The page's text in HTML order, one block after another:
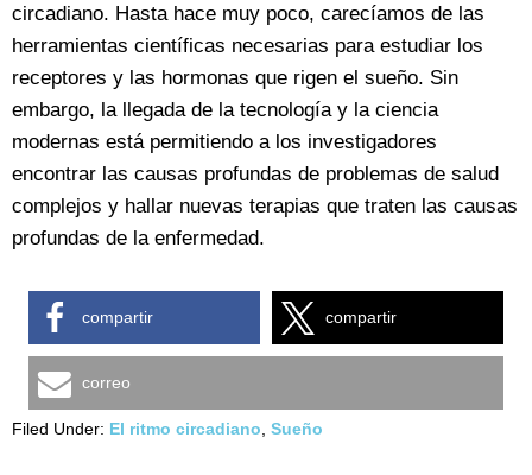
circadiano. Hasta hace muy poco, carecíamos de las
herramientas científicas necesarias para estudiar los
receptores y las hormonas que rigen el sueño. Sin
embargo, la llegada de la tecnología y la ciencia
modernas está permitiendo a los investigadores
encontrar las causas profundas de problemas de salud
complejos y hallar nuevas terapias que traten las causas
profundas de la enfermedad.
compartir compartir
correo
Filed Under: El ritmo circadiano Sueño